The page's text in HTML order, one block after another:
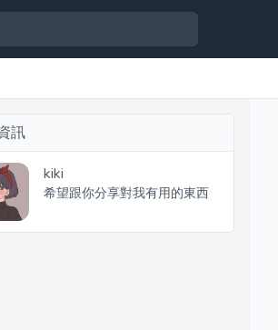
訊
kiki
希望跟你分享對我有用的東西